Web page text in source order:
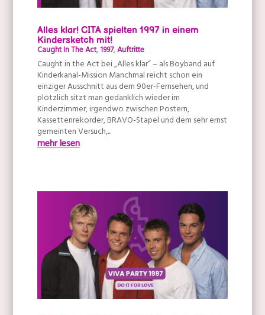
Alles klar! CITA spielten 1997 in einem
Kindersketch mit!
Caught In The Act,1997,Auftritte
Caught in the Act bei „Alles klar“ – als Boyband auf
Kinderkanal-Mission Manchmal reicht schon ein
einziger Ausschnitt aus dem 90er-Fernsehen, und
plötzlich sitzt man gedanklich wieder im
Kinderzimmer, irgendwo zwischen Postern,
Kassettenrekorder, BRAVO-Stapel und dem sehr ernst
gemeinten Versuch,...
mehr lesen